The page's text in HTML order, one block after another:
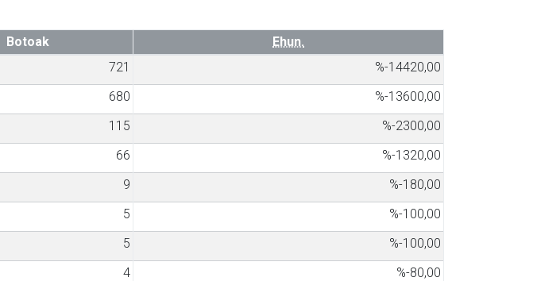
Botoak
Ehun.
721
%-14420,00
680
%-13600,00
115
%-2300,00
66
%-1320,00
9
%-180,00
5
%-100,00
5
%-100,00
4
%-80,00